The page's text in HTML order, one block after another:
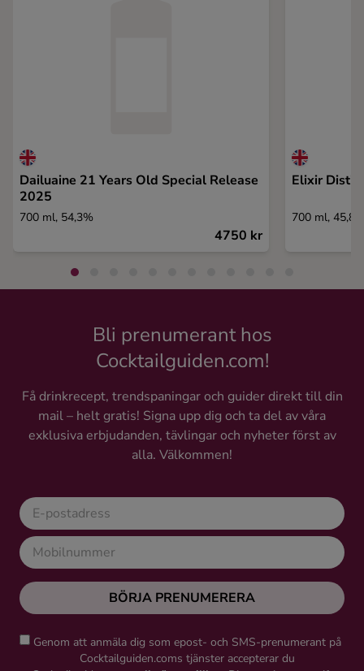
Dailuaine 21 Years Old Special Release
2025
700 ml, 54,3%
4750 kr
Elixir
700 ml,
Bli prenumerant hos
Cocktailguiden.com!
Få drinkrecept, trendspaningar och guider direkt till din
mail – helt gratis! Signa upp dig och ta del av våra
exklusiva erbjudanden, tävlingar och nyheter först av
alla. Välkommen!
BÖRJA PRENUMERERA
Genom att anmäla dig som epost- och SMS-prenumerant på
Cocktailguiden.coms tjänster accepterar du